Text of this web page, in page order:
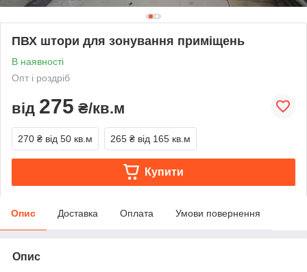
ПВХ штори для зонування приміщень
В наявності
Опт і роздріб
від 275 ₴/кв.м
270 ₴ від 50 кв.м 265 ₴ від 165 кв.м
Купити
Опис Доставка Оплата Умови повернення
Опис